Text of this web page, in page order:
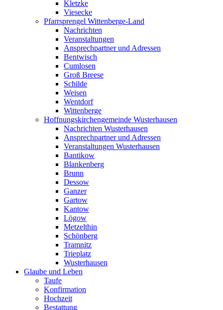
Kletzke
Viesecke
Pfarrsprengel Wittenberge-Land
Nachrichten
Veranstaltungen
Ansprechpartner und Adressen
Bentwisch
Cumlosen
Groß Breese
Schilde
Weisen
Wentdorf
Wittenberge
Hoffnungskirchengemeinde Wusterhausen
Nachrichten Wusterhausen
Ansprechpartner und Adressen
Veranstaltungen Wusterhausen
Bantikow
Blankenberg
Brunn
Dessow
Ganzer
Gartow
Kantow
Lögow
Metzelthin
Schönberg
Tramnitz
Trieplatz
Wusterhausen
Glaube und Leben
Taufe
Konfirmation
Hochzeit
Bestattung